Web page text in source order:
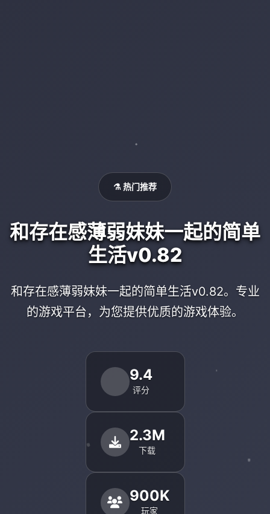
⚗️ 热门推荐
和存在感薄弱妹妹一起的简单
生活v0.82
和存在感薄弱妹妹一起的简单生活v0.82。专业
的游戏平台，为您提供优质的游戏体验。
9.4
评分
2.3M
下载
900K
玩家